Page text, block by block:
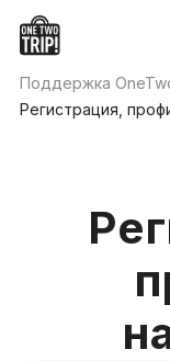
Поддержка
Регистрация,